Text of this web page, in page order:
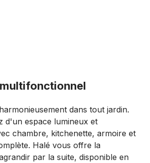
multifonctionnel
dans tout jardin.
d'un espace lumineux et
chambre, kitchenette, armoire et
Halé vous offre la
par la suite, disponible en